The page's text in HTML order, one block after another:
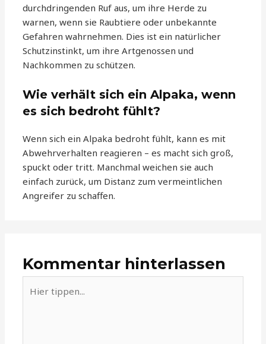
durchdringenden Ruf aus, um ihre Herde zu
warnen, wenn sie Raubtiere oder unbekannte
Gefahren wahrnehmen. Dies ist ein natürlicher
Schutzinstinkt, um ihre Artgenossen und
Nachkommen zu schützen.
Wie verhält sich ein Alpaka, wenn
es sich bedroht fühlt?
Wenn sich ein Alpaka bedroht fühlt, kann es mit
Abwehrverhalten reagieren – es macht sich groß,
spuckt oder tritt. Manchmal weichen sie auch
einfach zurück, um Distanz zum vermeintlichen
Angreifer zu schaffen.
Kommentar hinterlassen
tippen...